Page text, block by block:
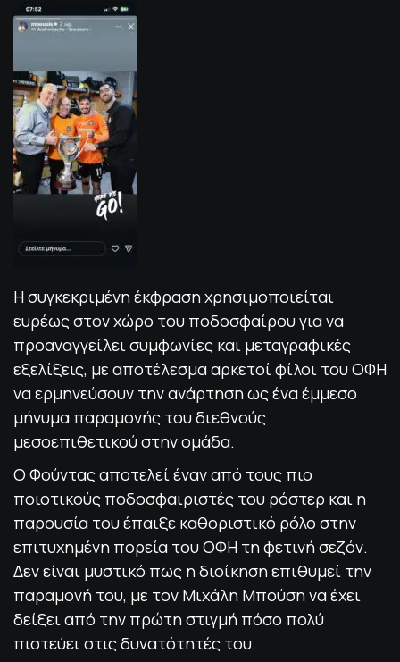
Η συγκεκριμένη έκφραση χρησιμοποιείται
ευρέως στον χώρο του ποδοσφαίρου για να
προαναγγείλει συμφωνίες και μεταγραφικές
εξελίξεις, με αποτέλεσμα αρκετοί φίλοι του ΟΦΗ
να ερμηνεύσουν την ανάρτηση ως ένα έμμεσο
μήνυμα παραμονής του διεθνούς
μεσοεπιθετικού στην ομάδα.
Ο Φούντας αποτελεί έναν από τους πιο
ποιοτικούς ποδοσφαιριστές του ρόστερ και η
παρουσία του έπαιξε καθοριστικό ρόλο στην
επιτυχημένη πορεία του ΟΦΗ τη φετινή σεζόν.
Δεν είναι μυστικό πως η διοίκηση επιθυμεί την
παραμονή του, με τον Μιχάλη Μπούση να έχει
δείξει από την πρώτη στιγμή πόσο πολύ
πιστεύει στις δυνατότητές του.